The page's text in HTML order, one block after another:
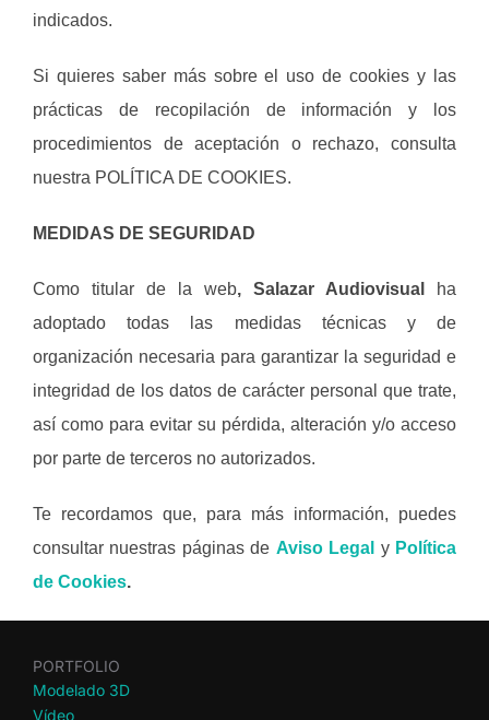
indicados.
Si quieres saber más sobre el uso de cookies y las
prácticas de recopilación de información y los
procedimientos de aceptación o rechazo, consulta
nuestra POLÍTICA DE COOKIES.
MEDIDAS DE SEGURIDAD
Como titular de la web, Salazar Audiovisual
ha
adoptado todas las medidas técnicas y de
organización necesaria para garantizar la seguridad e
integridad de los datos de carácter personal que trate,
así como para evitar su pérdida, alteración y/o acceso
por parte de terceros no autorizados.
Te recordamos que, para más información, puedes
consultar nuestras páginas de Aviso Legal y Política
de Cookies.
PORTFOLIO
Modelado 3D
Vídeo